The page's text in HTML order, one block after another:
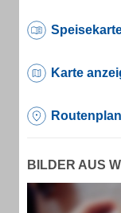
Karte
BILDER AUS